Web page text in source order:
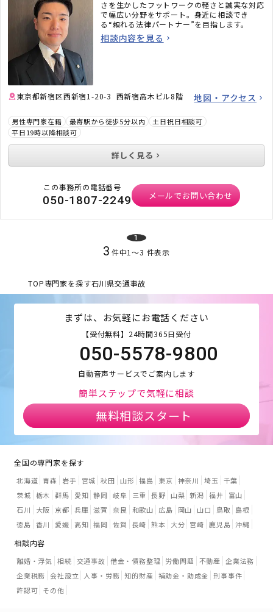
さを生かしたフットワークの軽さと誠実な対応
で幅広い分野をサポート。身近に相談でき
る“頼れる法律パートナー”を目指します。
相談内容を見る
東京都新宿区西新宿1-20-3 西新宿高木ビル8階 地図・アクセス
男性専門家在籍 最寄駅から徒歩5分以内
土日祝日相談可
平日19時以降相談可
詳しく見る
この事務所の電話番号
050-1807-2249 メールでお問い合わせ
1
3 件中1〜3 件表示
TOP専門家を探す石川県交通事故
まずは、お気軽にお電話ください
【受付無料】24時間365日受付
050-5578-9800
自動音声サービスでご案内します
簡単ステップで気軽に相談
無料相談スタート
全国の専門家を探す
北海道 青森 岩手 宮城 秋田 山形 福島 東京 神奈川 埼玉
千葉
茨城 栃木 群馬 愛知 静岡 岐阜 三重 長野 山梨 新潟 福井
富山
石川
大阪 京都 兵庫 滋賀 奈良 和歌山 広島 岡山 山口 鳥取
島根
徳島 香川 愛媛 高知 福岡 佐賀 長崎 熊本 大分 宮崎 鹿児島 沖縄
相談内容
離婚・浮気 相続 交通事故 借金・債務整理 労働問題 不動産 企業法務
企業税務 会社設立 人事・労務 知的財産 補助金・助成金 刑事事件
許認可 その他